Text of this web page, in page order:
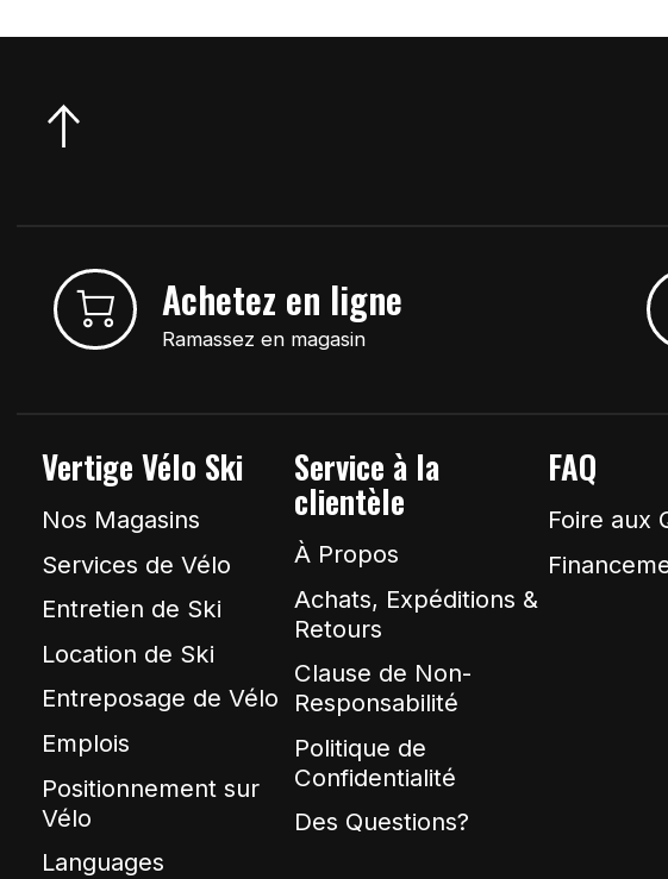
Achetez en ligne
Ramassez en magasin
Vertige Vélo Ski
Nos Magasins
Services de Vélo
Entretien de Ski
Location de Ski
Entreposage de Vélo
Emplois
Positionnement sur
Vélo
Languages
Service à la
clientèle
À Propos
Achats, Expéditions &
Retours
Clause de Non-
Responsabilité
Politique de
Confidentialité
Des Questions?
FAQ
Foire aux